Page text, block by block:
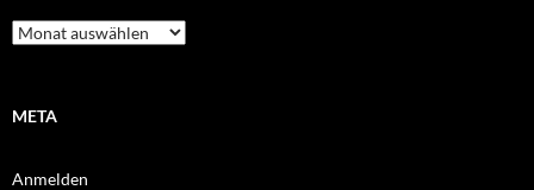
Archiv
META
Anmelden